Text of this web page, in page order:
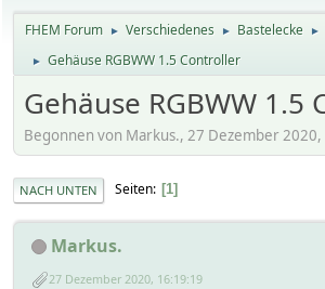
FHEM Forum ► Verschiedenes ► Bastelecke ►
► Gehäuse RGBWW 1.5 Controller
Gehäuse RGBWW 1.5
Begonnen von Markus., 27 Dezember
NACH UNTEN Seiten 1
Markus.
27 Dezember 2020, 16:19:19